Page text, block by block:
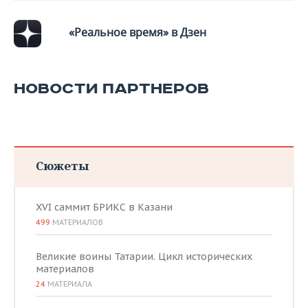
ХОККЕЙ С МЯЧОМ
ПРОИСШЕСТВИЯ
«Реальное время» в Дзен
НОВОСТИ ПАРТНЕРОВ
Сюжеты
XVI саммит БРИКС в Казани
499 МАТЕРИАЛОВ
Великие воины Татарии. Цикл исторических
материалов
24 МАТЕРИАЛА